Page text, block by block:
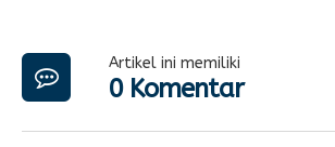
Artikel ini memiliki
0 Komentar